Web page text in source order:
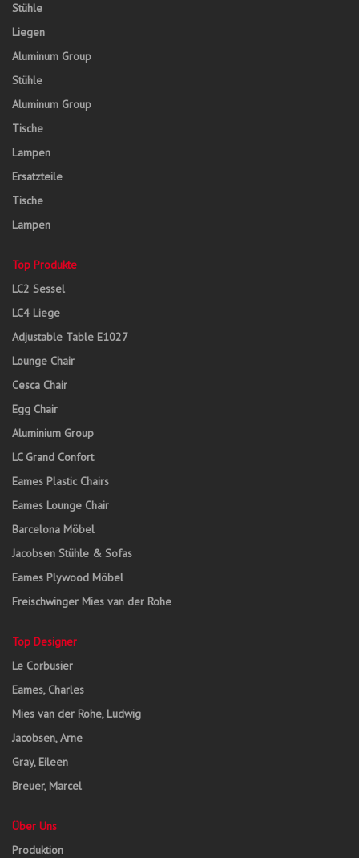
Stühle
Liegen
Aluminum Group
Stühle
Aluminum Group
Tische
Lampen
Ersatzteile
Tische
Lampen
Top Produkte
LC2 Sessel
LC4 Liege
Adjustable Table E1027
Lounge Chair
Cesca Chair
Egg Chair
Aluminium Group
LC Grand Confort
Eames Plastic Chairs
Eames Lounge Chair
Barcelona Möbel
Jacobsen Stühle & Sofas
Eames Plywood Möbel
Freischwinger Mies van der Rohe
Top Designer
Le Corbusier
Eames, Charles
Mies van der Rohe, Ludwig
Jacobsen, Arne
Gray, Eileen
Breuer, Marcel
Über Uns
Produktion